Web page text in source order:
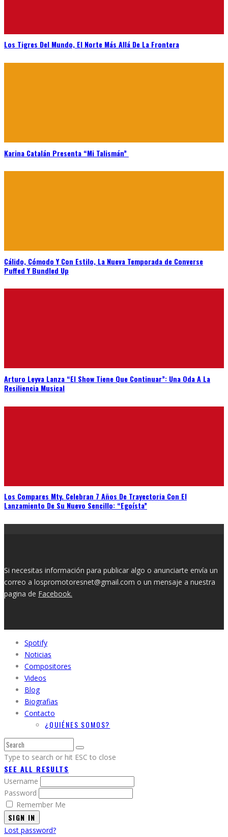
Los Tigres Del Mundo, El Norte Más Allá De La Frontera
Karina Catalán Presenta “Mi Talismán”
Cálido, Cómodo Y Con Estilo, La Nueva Temporada de Converse
Puffed Y Bundled Up
Arturo Leyva Lanza “El Show Tiene Que Continuar”: Una Oda A La
Resiliencia Musical
Los Compares Mty. Celebran 7 Años De Trayectoria Con El
Lanzamiento De Su Nuevo Sencillo: “Egoísta”
Si necesitas información para publicar algo o anunciarte envía un
correo a lospromotoresnet@gmail.com o un mensaje a nuestra
pagina de Facebook.
Spotify
Noticias
Compositores
Videos
Blog
Biografias
Contacto
¿QUIÉNES SOMOS?
Type to search or hit ESC to close
SEE ALL RESULTS
Username
Password
Remember Me
SIGN IN
Lost password?